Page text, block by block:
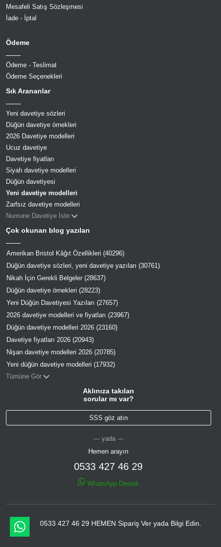
Mesafeli Satış Sözleşmesi
İade - İptal
Ödeme
Ödeme - Teslimat
Ödeme Seçenekleri
Sık Arananlar
Yeni davetiye sözleri
Düğün davetiye örnekleri
2026 Davetiye modelleri
Ucuz davetiye
Davetiye fiyatları
Siyah davetiye modelleri
Düğün davetiyesi
Yeni davetiye modelleri
Zarfsız davetiye modelleri
Numune Davetiye İste
Çok okunan blog yazıları
Amerikan Bristol Kâğıt Özellikleri (40296)
Düğün davetiye sözleri, yeni davetiye yazıları (30761)
Nikah İçin Gerekli Belgeler (28637)
Düğün davetiye örnekleri (28223)
Yeni Düğün Davetiyesi Yazıları (27657)
2026 davetiye modelleri ve fiyatları (23967)
Düğün davetiye modelleri 2026 (23160)
Davetiye fiyatları 2026 (20943)
Nişan davetiye modelleri 2026 (20785)
Yeni düğün davetiye modelleri (17932)
Tümüne Gör
Aklınıza takılan
sorular mı var?
SSS göz atın
--- yada ---
Hemen arayın
0533 427 46 29
WhatsApp Destek
0533 427 46 29 HEMEN Sipariş Ver yada Bilgi Edin.